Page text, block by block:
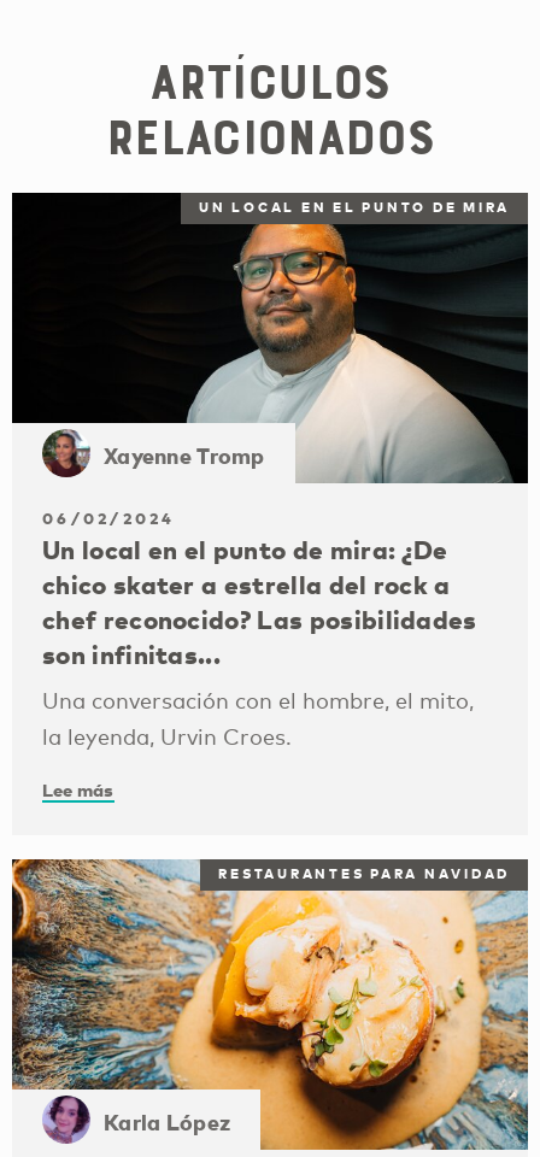
Artículos
relacionados
UN LOCAL EN EL PUNTO DE MIRA
Xayenne Tromp
06/02/2024
Un local en el punto de mira: ¿De
chico skater a estrella del rock a
chef reconocido? Las posibilidades
son infinitas...
Una conversación con el hombre, el mito,
la leyenda, Urvin Croes.
Lee más
RESTAURANTES PARA NAVIDAD
Karla López